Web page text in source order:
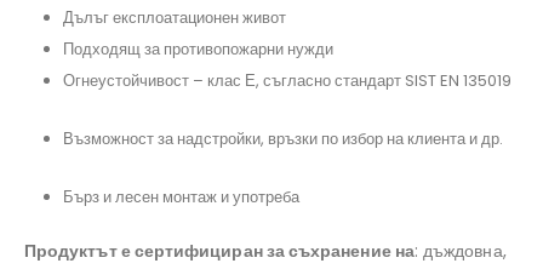
Дълъг експлоатационен живот
Подходящ за противопожарни нужди
Огнеустойчивост – клас Е, съгласно стандарт SIST EN 135019
Възможност за надстройки, връзки по избор на клиента и др.
Бърз и лесен монтаж и употреба
Продуктът е сертифициран за съхранение на: дъждовна,